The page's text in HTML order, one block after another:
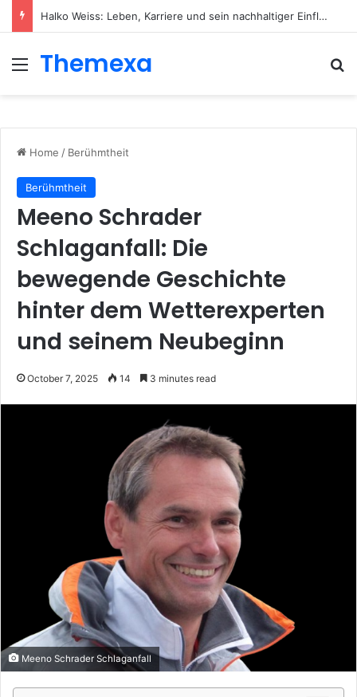
Halko Weiss: Leben, Karriere und sein nachhaltiger Einfluss auf die moderne Körperpsychotherapie
Menu
Themexa
Home / Berühmtheit
Berühmtheit
Meeno Schrader
Schlaganfall: Die
bewegende Geschichte
hinter dem Wetterexperten
und seinem Neubeginn
October 7, 2025 14 3 minutes read
Meeno Schrader Schlaganfall